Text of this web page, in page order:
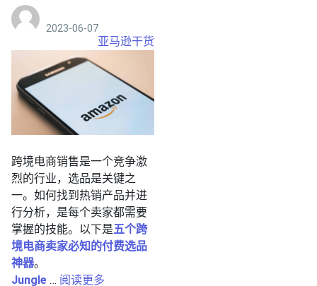
2023-06-07
亚马逊干货
跨境电商销售是一个竞争激
烈的行业，选品是关键之
一。如何找到热销产品并进
行分析，是每个卖家都需要
掌握的技能。以下是五个跨
境电商卖家必知的付费选品
神器。
Jungle … 阅读更多